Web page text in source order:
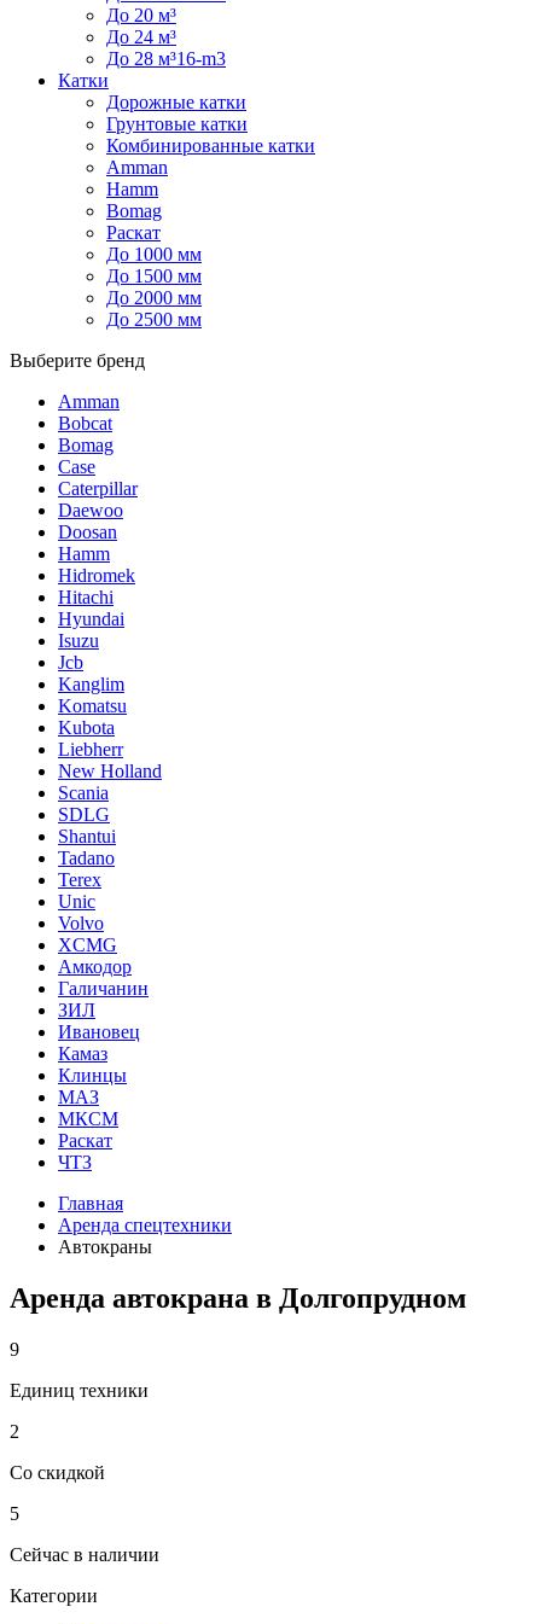
До 20 м³
До 24 м³
До 28 м³16-m3
Катки
Дорожные катки
Грунтовые катки
Комбинированные катки
Amman
Hamm
Bomag
Раскат
До 1000 мм
До 1500 мм
До 2000 мм
До 2500 мм
Выберите бренд
Amman
Bobcat
Bomag
Case
Caterpillar
Daewoo
Doosan
Hamm
Hidromek
Hitachi
Hyundai
Isuzu
Jcb
Kanglim
Komatsu
Kubota
Liebherr
New Holland
Scania
SDLG
Shantui
Tadano
Terex
Unic
Volvo
XCMG
Амкодор
Галичанин
ЗИЛ
Ивановец
Камаз
Клинцы
МАЗ
МКСМ
Раскат
ЧТЗ
Главная
Аренда спецтехники
Автокраны
Аренда автокрана в Долгопрудном
9
Единиц техники
2
Со скидкой
5
Сейчас в наличии
Категории